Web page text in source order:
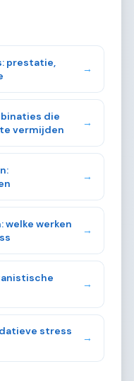
prestatie,
→
die
vermijden
→
→
welke werken
→
→
stress
→